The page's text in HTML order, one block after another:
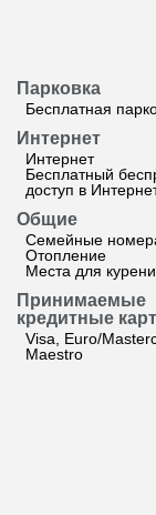
Парковка
Бесплатная
Интернет
Интернет
Бесплатный
доступ в
Общие
Семейные
Отопление
Места для
Принимаемые
кредитные
Visa, Euro/
Maestro